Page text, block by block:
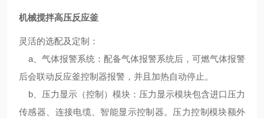
机械搅拌高压反应釜
灵活的选配及定制 ：
a、气体报警系统：配备气体报警系统后，可燃气体报警
后会联动反应釜控制器报警，并且加热自动停止。
b、压力显示（控制）模块：压力显示模块包含进口压力
传感器、连接电缆、智能显示控制器。压力控制模块额外